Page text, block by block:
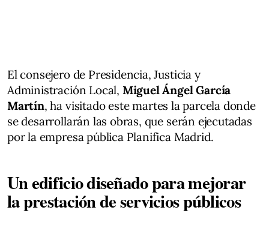
El consejero de Presidencia, Justicia y
Administración Local, Miguel Ángel García
Martín, ha visitado este martes la parcela donde
se desarrollarán las obras, que serán ejecutadas
por la empresa pública Planifica Madrid.
Un edificio diseñado para mejorar
la prestación de servicios públicos